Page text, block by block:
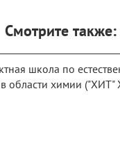
Смотрите также: